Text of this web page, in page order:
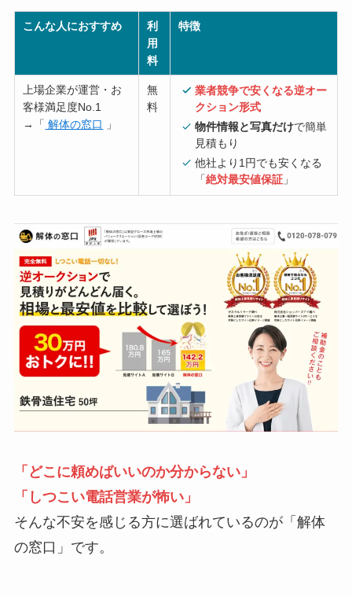
こんな人におすすめ
利
用
料
特徴
上場企業が運営・お
客様満足度No.1
→「 解体の窓口 」
無
料
業者競争で安くなる逆オー
クション形式
物件情報と写真だけで簡単
見積もり
他社より1円でも安くなる
「絶対最安値保証 」
「どこに頼めばいいのか分からない」
「しつこい電話営業が怖い」
そんな不安を感じる方に選ばれているのが「解体
の窓口」です。